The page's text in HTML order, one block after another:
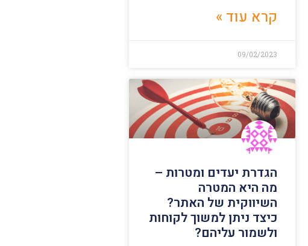
קרא עוד »
09/02/2023
הגדרת יעדים ומטרות –
מה היא המטרה
השיווקית של האתר?
כיצד ניתן למשוך לקוחות
ולשמור עליהם?